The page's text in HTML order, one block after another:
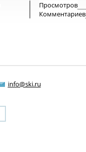
Просмотров
Комментариев
info@ski.ru